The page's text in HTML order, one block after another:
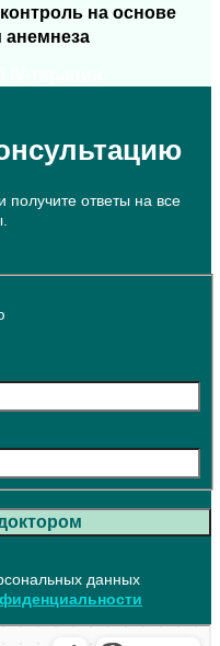
на основе
анемнеза
ответы на все
данных